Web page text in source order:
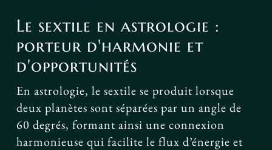
Le sextile en astrologie :
porteur d'harmonie et
d'opportunités
En astrologie, le sextile se produit lorsque
deux planètes sont séparées par un angle de
60 degrés, formant ainsi une connexion
harmonieuse qui facilite le flux d’énergie et